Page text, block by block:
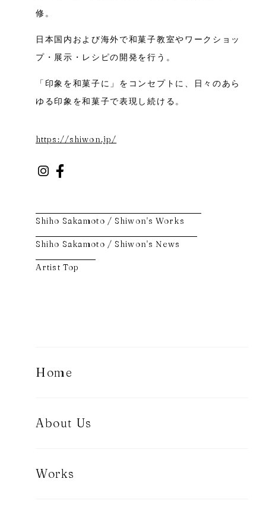
修。
日本国内および海外で和菓子教室やワークショッ
プ・展示・レシピの開発を行う。
「印象を和菓子に」をコンセプトに、日々のあら
ゆる印象を和菓子で表現し続ける。
https://shiwon.jp/
Shiho Sakamoto / Shiwon's Works
Shiho Sakamoto / Shiwon's News
Artist Top
Home
About Us
Works